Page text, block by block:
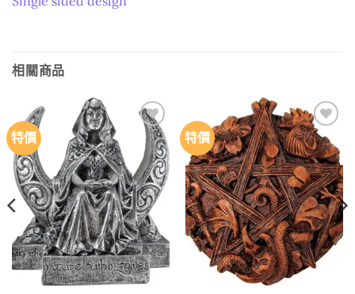
相關商品
特價
Add to
wishlist
特價
Add to
wishlist